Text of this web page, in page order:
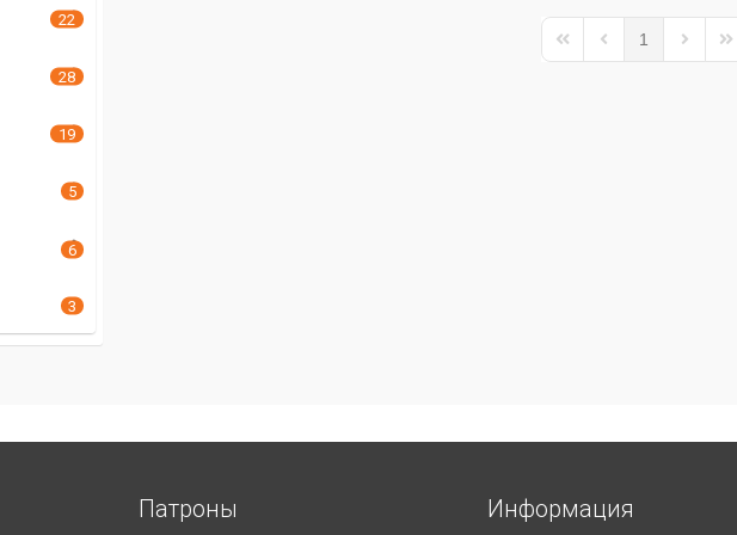
First PagePrevious Page
1
Next
22
28
19
5
6
3
Патроны Информация